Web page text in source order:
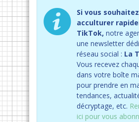
Si vous
acculturer
TikTok, notre
une newsletter
réseau social : La
Vous recevez
dans votre boîte
pour prendre en
tendances,
décryptage, etc.
ici pour vous